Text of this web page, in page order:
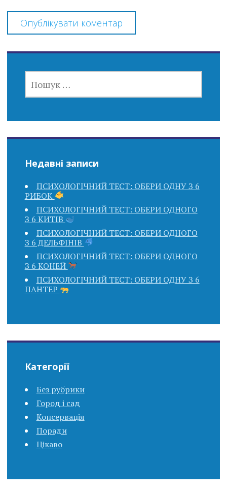
Недавні записи
ПСИХОЛОГІЧНИЙ ТЕСТ: ОБЕРИ ОДНУ З 6
РИБОК
ПСИХОЛОГІЧНИЙ ТЕСТ: ОБЕРИ ОДНОГО
З 6 КИТІВ
ПСИХОЛОГІЧНИЙ ТЕСТ: ОБЕРИ ОДНОГО
З 6 ДЕЛЬФІНІВ
ПСИХОЛОГІЧНИЙ ТЕСТ: ОБЕРИ ОДНОГО
З 6 КОНЕЙ
ПСИХОЛОГІЧНИЙ ТЕСТ: ОБЕРИ ОДНУ З 6
ПАНТЕР
Категорії
Без рубрики
Город і сад
Консервація
Поради
Цікаво